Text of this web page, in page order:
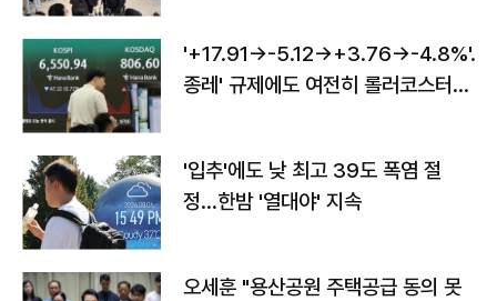
'+17.91→-5.12→+3.76→-4.8%'…'
종레' 규제에도 여전히 롤러코스터
'입추'에도 낮 최고 39도 폭염 절
정…한밤 '열대야' 지속
오세훈 "용산공원 주택공급 동의 못